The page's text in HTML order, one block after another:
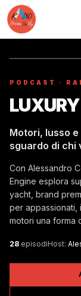
PODCAST ·
Motori, lusso
sguardo di chi
Con Alessandro
Engine esplora
yacht, brand
per
motori una forma
28 episodiHost: